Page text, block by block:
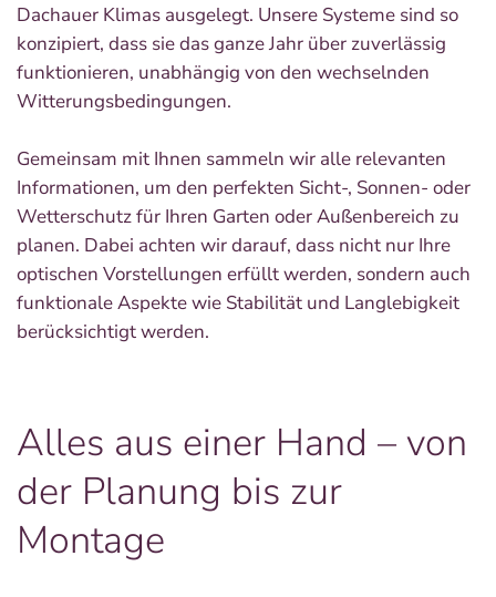
Dachauer Klimas ausgelegt. Unsere Systeme sind so
konzipiert, dass sie das ganze Jahr über zuverlässig
funktionieren, unabhängig von den wechselnden
Witterungsbedingungen.
Gemeinsam mit Ihnen sammeln wir alle relevanten
Informationen, um den perfekten Sicht-, Sonnen- oder
Wetterschutz für Ihren Garten oder Außenbereich zu
planen. Dabei achten wir darauf, dass nicht nur Ihre
optischen Vorstellungen erfüllt werden, sondern auch
funktionale Aspekte wie Stabilität und Langlebigkeit
berücksichtigt werden.
Alles aus einer Hand – von
der Planung bis zur
Montage